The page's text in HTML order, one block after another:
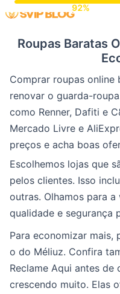
contentRoupas Baratas
Comprar roupas online
renovar o guarda-
como Renner, Dafiti e
Mercado Livre e
preços e acha boas
Escolhemos lojas que
pelos clientes. Isso
outras. Olhamos para
qualidade e segurança
Para economizar mais,
o do Méliuz. Confira
Reclame Aqui antes de
crescendo muito. Elas